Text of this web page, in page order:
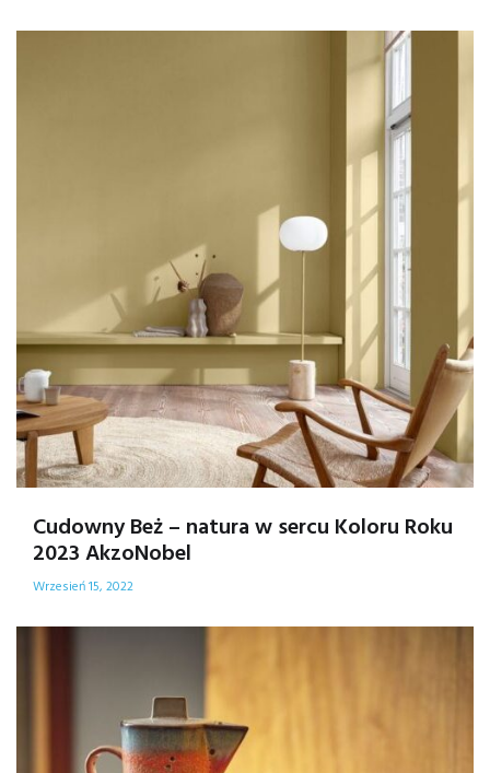
Cudowny Beż – natura w sercu Koloru Roku
2023 AkzoNobel
Wrzesień 15, 2022